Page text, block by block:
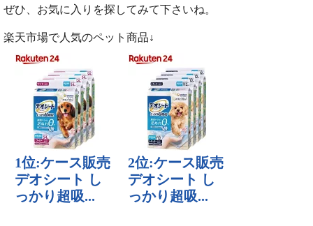
ぜひ、お気に入りを探してみて下さいね。
楽天市場で人気のペット商品↓